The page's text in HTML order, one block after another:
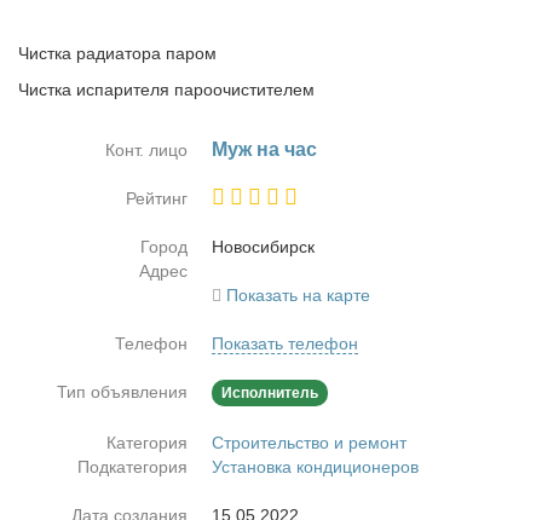
Чистка радиатора паром
Чистка испарителя пароочистителем
Конт. лицо Муж на час
Рейтинг
Город
Но­во­си­бирск
Адрес
Показать на карте
Телефон Показать телефон
Тип объявления Исполнитель
Категория
Строительство и ремонт
Подкатегория
Установка кондиционеров
Дата создания 15.05.2022